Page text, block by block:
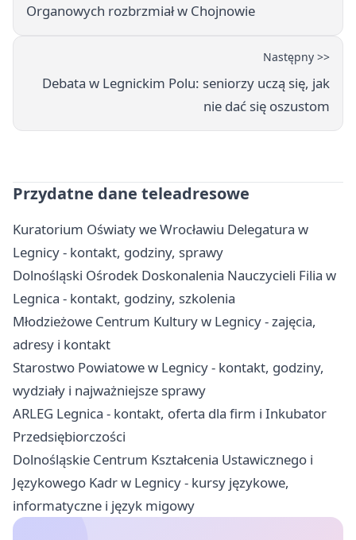
Organowych rozbrzmiał w Chojnowie
Następny >>
Debata w Legnickim Polu: seniorzy uczą się, jak
nie dać się oszustom
Przydatne dane teleadresowe
Kuratorium Oświaty we Wrocławiu Delegatura w
Legnicy - kontakt, godziny, sprawy
Dolnośląski Ośrodek Doskonalenia Nauczycieli Filia w
Legnica - kontakt, godziny, szkolenia
Młodzieżowe Centrum Kultury w Legnicy - zajęcia,
adresy i kontakt
Starostwo Powiatowe w Legnicy - kontakt, godziny,
wydziały i najważniejsze sprawy
ARLEG Legnica - kontakt, oferta dla firm i Inkubator
Przedsiębiorczości
Dolnośląskie Centrum Kształcenia Ustawicznego i
Językowego Kadr w Legnicy - kursy językowe,
informatyczne i język migowy